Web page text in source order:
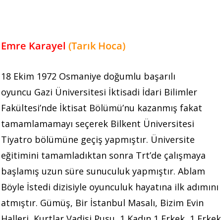
Emre Karayel (Tarık Hoca)
18 Ekim 1972 Osmaniye doğumlu başarılı
oyuncu Gazi Üniversitesi İktisadi İdari Bilimler
Fakültesi’nde İktisat Bölümü’nu kazanmış fakat
tamamlamamayı seçerek Bilkent Üniversitesi
Tiyatro bölümüne geçiş yapmıştır. Üniversite
eğitimini tamamladıktan sonra Trt’de çalışmaya
başlamış uzun süre sunuculuk yapmıştır. Ablam
Böyle İstedi dizisiyle oyunculuk hayatına ilk adımını
atmıştır. Gümüş, Bir İstanbul Masalı, Bizim Evin